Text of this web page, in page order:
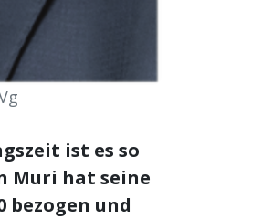
ist es so
Muri hat seine
bezogen und